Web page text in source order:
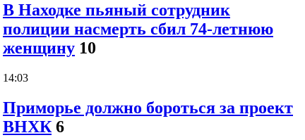
В Находке пьяный сотрудник
полиции насмерть сбил 74-летнюю
женщину 10
14:03
Приморье должно бороться за проект
ВНХК 6